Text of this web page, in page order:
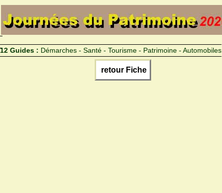
12 Guides : Démarches - Santé - Tourisme - Patrimoine - Automobiles
retour Fiche